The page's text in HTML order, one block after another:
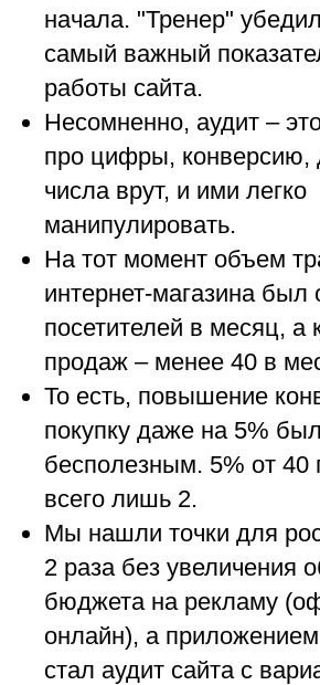
начала. "Тренер"
самый важный
работы сайта.
Несомненно, аудит –
про цифры, конверсию,
числа врут, и ими легко
манипулировать.
На тот момент объем
интернет-магазина был
посетителей в месяц, а
продаж – менее 40 в
То есть, повышение
покупку даже на 5%
бесполезным. 5% от 40
всего лишь 2.
Мы нашли точки для
2 раза без увеличения
бюджета на рекламу
онлайн), а
стал аудит сайта с